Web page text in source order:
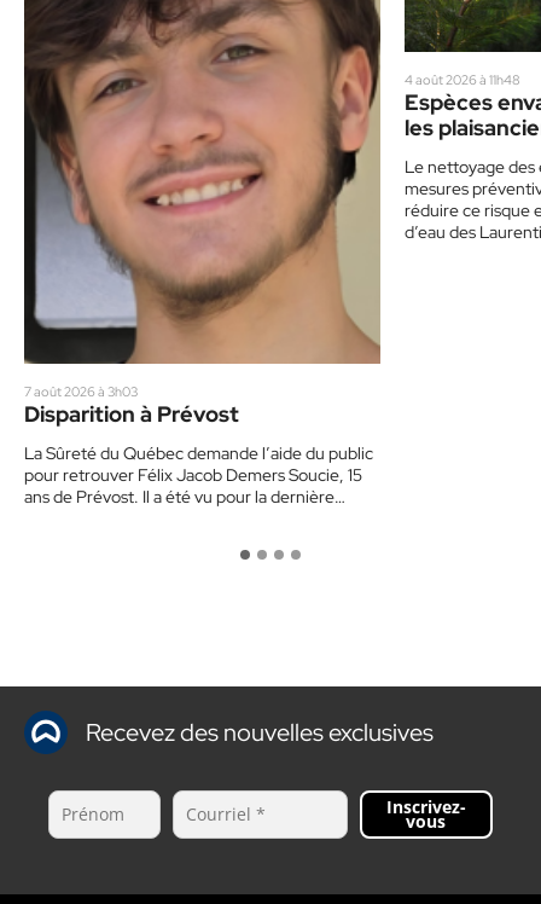
7 août 2026 à 3h03
Disparition à Prévost
La Sûreté du Québec demande l’aide du public
pour retrouver Félix Jacob Demers Soucie, 15
ans de Prévost. Il a été vu pour la dernière…
4 août 2026 à 11h48
Espèces
les
Le nettoyage des
mesures
réduire ce risque
d’eau des
Recevez des nouvelles exclusives
Inscrivez-
vous